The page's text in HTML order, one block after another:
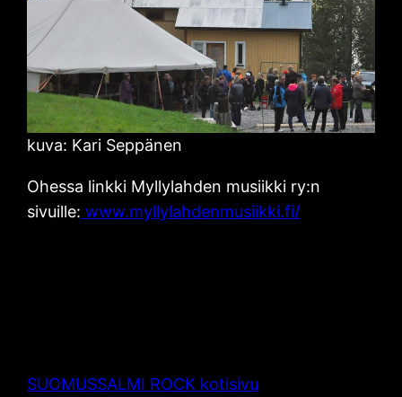
kuva: Kari Seppänen
Ohessa linkki Myllylahden musiikki ry:n
sivuille: www.myllylahdenmusiikki.fi/
SUOMUSSALMI ROCK kotisivu